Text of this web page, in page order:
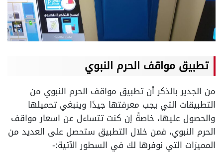
تطبيق مواقف الحرم النبوي
من الجدير بالذكر أن تطبيق مواقف الحرم النبوي من
التطبيقات التي يجب معرفتها جيدًا وينبغي تحميلها
والحصول عليها، خاصةً إن كنت تتساءل عن اسعار مواقف
الحرم النبوي، فمن خلال التطبيق ستحصل على العديد من
المميزات التي نوفرها لك في السطور الآتية:-